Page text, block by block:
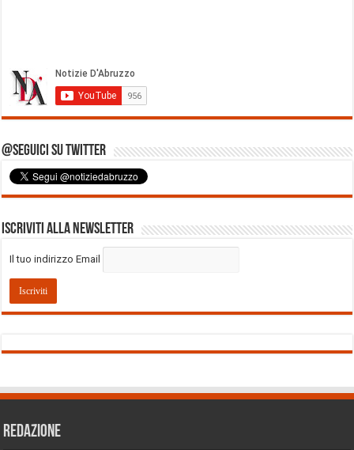
@Seguici su Twitter
Iscriviti alla Newsletter
Il tuo indirizzo Email
REDAZIONE